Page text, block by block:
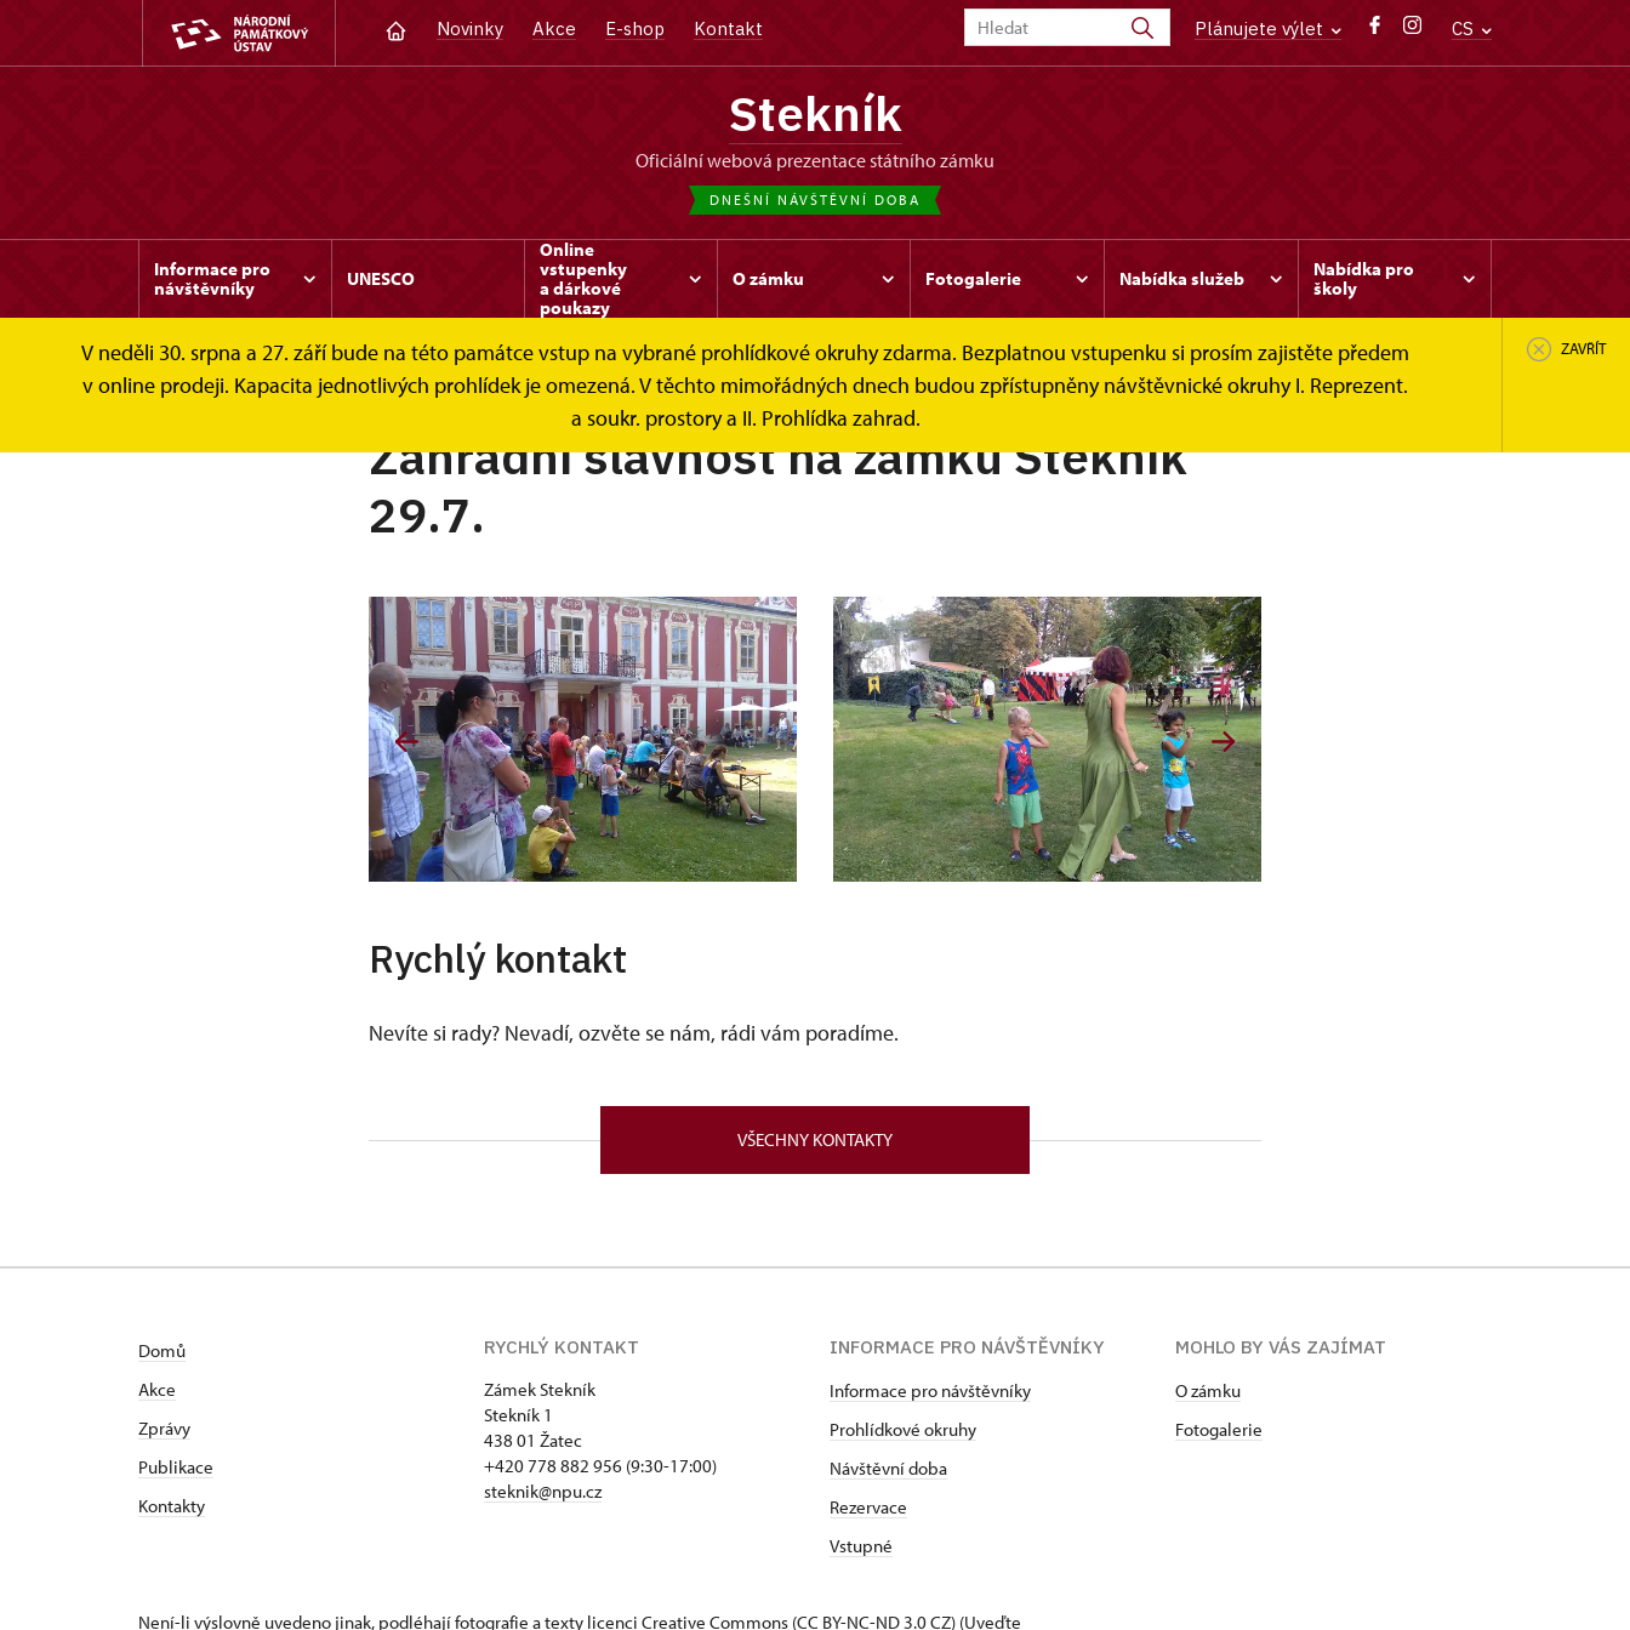
Novinky Akce E-shop Kontakt Plánujete výlet CS
Stekník
oficiální webová prezentace státního zámku
DNEŠNÍ NÁVŠTĚVNÍ DOBA
Informace pro
návštěvníky
UNESCO
Online
vstupenky
a dárkové
poukazy
O zámku Fotogalerie Nabídka služeb
Nabídka pro
školy
V neděli 30. srpna a 27. září bude na této památce vstup na vybrané prohlídkové okruhy zdarma. Bezplatnou vstupenku si prosím zajistěte předem
v online prodeji. Kapacita jednotlivých prohlídek je omezená. V těchto mimořádných dnech budou zpřístupněny návštěvnické okruhy I. Reprezent.
a soukr. prostory a II. Prohlídka zahrad.
ZAVŘÍT
Zahradní slavnost na zámku Stekník
29.7.
Rychlý kontakt
Nevíte si rady? Nevadí, ozvěte se nám, rádi vám poradíme.
VŠECHNY KONTAKTY
Domů
Akce
Zprávy
Publikace
Kontakty
RYCHLÝ KONTAKT
Zámek Stekník
Stekník 1
438 01 Žatec
+420 778 882 956 (9:30-17:00)
steknik@npu.cz
INFORMACE PRO NÁVŠTĚVNÍKY
Informace pro návštěvníky
Prohlídkové okruhy
Návštěvní doba
Rezervace
Vstupné
MOHLO BY VÁS ZAJÍMAT
O zámku
Fotogalerie
Není-li výslovně uvedeno jinak, podléhají fotografie a texty licenci Creative Commons (CC BY-NC-ND 3.0 CZ) (Uveďte